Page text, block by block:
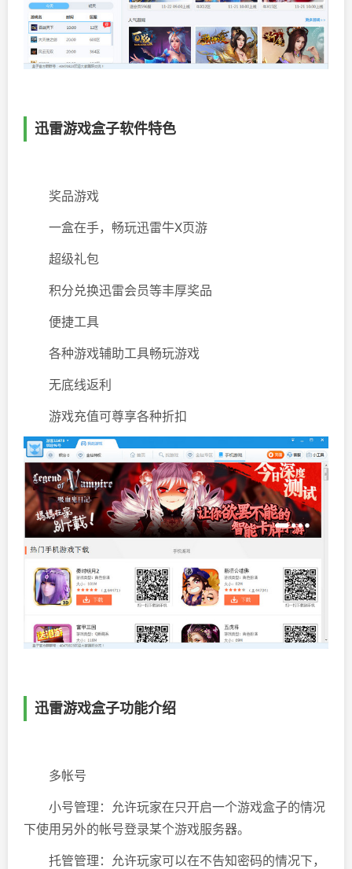
迅雷游戏盒子软件特色
奖品游戏
一盒在手，畅玩迅雷牛X页游
超级礼包
积分兑换迅雷会员等丰厚奖品
便捷工具
各种游戏辅助工具畅玩游戏
无底线返利
游戏充值可尊享各种折扣
迅雷游戏盒子功能介绍
多帐号
小号管理：允许玩家在只开启一个游戏盒子的情况
下使用另外的帐号登录某个游戏服务器。
托管管理：允许玩家可以在不告知密码的情况下，